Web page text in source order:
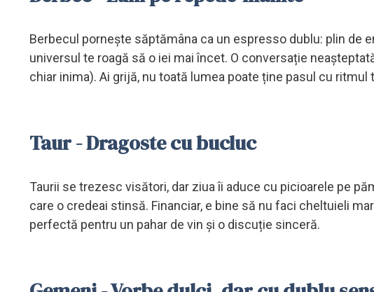
Berbecul pornește săptămâna ca un espresso dublu: plin de
universul te roagă să o iei mai încet. O conversație
chiar inima). Ai grijă, nu toată lumea poate ține pasul cu ritmul
Taur - Dragoste cu bucluc
Taurii se trezesc visători, dar ziua îi aduce cu picioarele pe
care o credeai stinsă. Financiar, e bine să nu faci cheltuieli
perfectă pentru un pahar de vin și o discuție sinceră.